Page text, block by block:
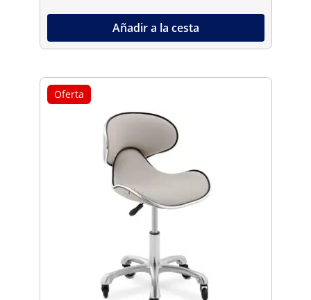
Añadir a la cesta
Oferta